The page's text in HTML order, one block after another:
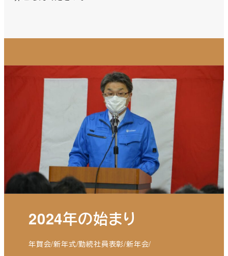
2024年の始まり
年賀会/新年式/勤続社員表彰/新年会/